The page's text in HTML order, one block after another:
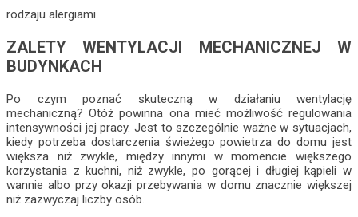
rodzaju alergiami.
ZALETY WENTYLACJI MECHANICZNEJ W
BUDYNKACH
Po czym poznać skuteczną w działaniu wentylację
mechaniczną? Otóż powinna ona mieć możliwość regulowania
intensywności jej pracy. Jest to szczególnie ważne w sytuacjach,
kiedy potrzeba dostarczenia świeżego powietrza do domu jest
większa niż zwykle, między innymi w momencie większego
korzystania z kuchni, niż zwykle, po gorącej i długiej kąpieli w
wannie albo przy okazji przebywania w domu znacznie większej
niż zazwyczaj liczby osób.